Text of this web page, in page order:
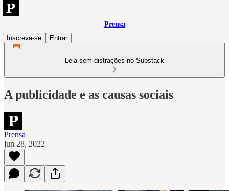
Prensa
Inscreva-se
Entrar
Leia sem distrações no Substack
A publicidade e as causas sociais
Prensa
jun 28, 2022